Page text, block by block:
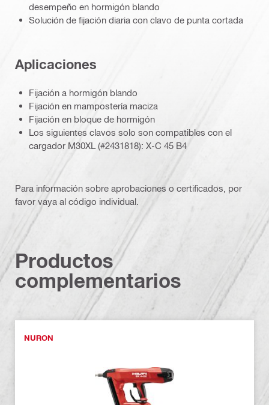
desempeño en hormigón blando
Solución de fijación diaria con clavo de punta cortada
Aplicaciones
Fijación a hormigón blando
Fijación en mampostería maciza
Fijación en bloque de hormigón
Los siguientes clavos solo son compatibles con el
cargador M30XL (#2431818): X-C 45 B4
Para información sobre aprobaciones o certificados, por
favor vaya al código individual.
Productos
complementarios
NURON